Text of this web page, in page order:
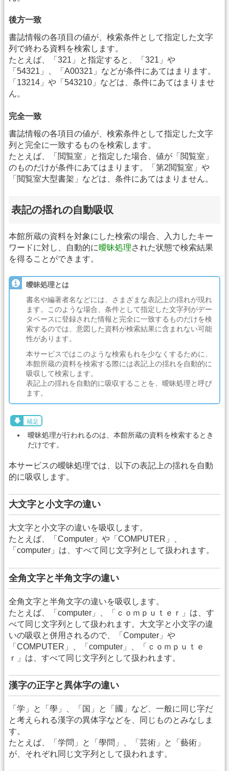
後方一致
書誌情報の各項目の値が、検索条件として指定した文字
列で終わる資料を検索します。
たとえば、「321」と指定すると、「321」や
「54321」、「A00321」などが条件にあてはまります。
「13214」や「543210」などは、条件にあてはまりませ
ん。
完全一致
書誌情報の各項目の値が、検索条件として指定した文字
列と完全に一致するものを検索します。
たとえば、「閲覧室」と指定した場合、値が「閲覧室」
のものだけが条件にあてはまります。「第2閲覧室」や
「閲覧室大型書架」などは、条件にあてはまりません。
表記の揺れの自動吸収
本館所蔵の資料を対象にした検索の場合、入力したキー
ワードに対し、自動的に曖昧処理された状態で検索結果
を得ることができます。
曖昧処理とは
書名や編著者名などには、さまざまな表記上の揺れが現れ
ます。このような場合、条件として指定した文字列がデー
タベースに登録された情報と完全に一致するものだけを検
索するのでは、意図した資料が検索結果に含まれない可能
性があります。
本サービスではこのような検索もれを少なくするために、
本館所蔵の資料を検索する際には表記上の揺れを自動的に
吸収して検索します。
表記上の揺れを自動的に吸収することを、曖昧処理と呼び
ます。
補足
曖昧処理が行われるのは、本館所蔵の資料を検索するとき
だけです。
本サービスの曖昧処理では、以下の表記上の揺れを自動
的に吸収します。
大文字と小文字の違い
大文字と小文字の違いを吸収します。
たとえば、「Computer」や「COMPUTER」、
「computer」は、すべて同じ文字列として扱われます。
全角文字と半角文字の違い
全角文字と半角文字の違いを吸収します。
たとえば、「computer」、「ｃｏｍｐｕｔｅｒ」は、す
べて同じ文字列として扱われます。大文字と小文字の違
いの吸収と併用されるので、「Computer」や
「COMPUTER」、「computer」、「ｃｏｍｐｕｔｅ
ｒ」は、すべて同じ文字列として扱われます。
漢字の正字と異体字の違い
「学」と「學」、「国」と「國」など、一般に同じ字だ
と考えられる漢字の異体字などを、同じものとみなしま
す。
たとえば、「学問」と「學問」、「芸術」と「藝術」
が、それぞれ同じ文字列として扱われます。